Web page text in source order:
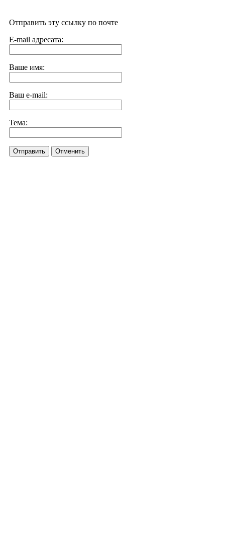
Отправить эту ссылку по почте
E-mail адресата:
Ваше имя:
Ваш e-mail:
Тема:
Отправить Отменить